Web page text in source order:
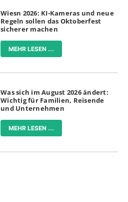
Wiesn 2026: KI-Kameras und neue
Regeln sollen das Oktoberfest
sicherer machen
MEHR LESEN ...
Was sich im August 2026 ändert:
Wichtig für Familien, Reisende
und Unternehmen
MEHR LESEN ...